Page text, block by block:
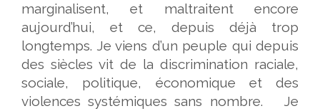
marginalisent, et maltraitent encore
aujourd’hui, et ce, depuis déjà trop
longtemps. Je viens d’un peuple qui depuis
des siècles vit de la discrimination raciale,
sociale, politique, économique et des
violences systémiques sans nombre. Je